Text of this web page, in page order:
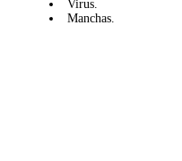
Virus.
Manchas.